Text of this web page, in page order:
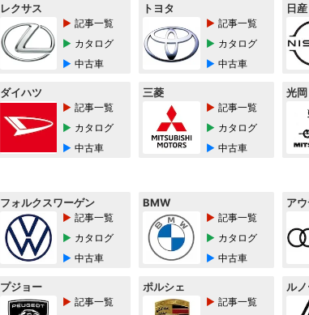
レクサス
記事一覧
カタログ
中古車
トヨタ
記事一覧
カタログ
中古車
日産
ダイハツ
記事一覧
カタログ
中古車
三菱
記事一覧
カタログ
中古車
光岡
フォルクスワーゲン
記事一覧
カタログ
中古車
BMW
記事一覧
カタログ
中古車
ア
プジョー
記事一覧
ポルシェ
記事一覧
ル